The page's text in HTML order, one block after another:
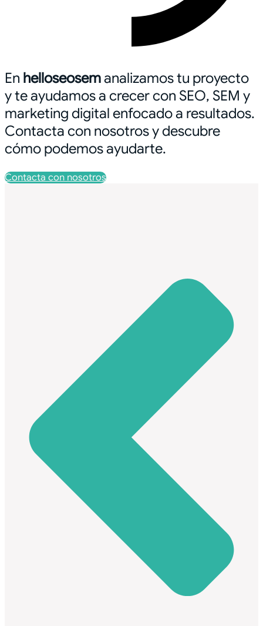
En helloseosemanalizamos tu proyecto
y te ayudamos a crecer con SEO, SEM y
marketing digital enfocado a resultados.
Contacta con nosotros y descubre
cómo podemos ayudarte.
Contacta con nosotros